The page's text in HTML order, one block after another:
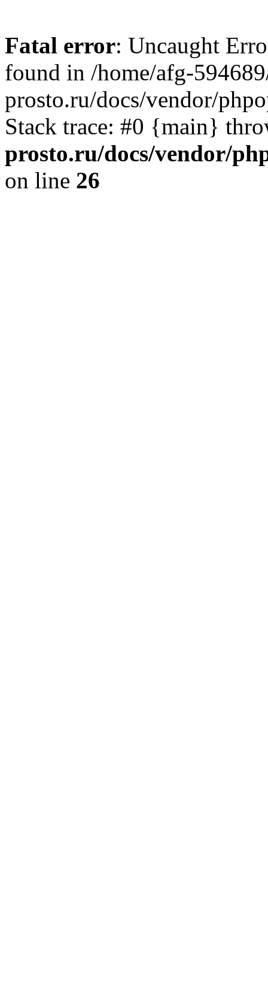
Fatal error: Uncaught
found in /home/afg-
prosto.ru/docs/vendor/
Stack trace: #0 {main}
prosto.ru/docs/vendor/
on line 26